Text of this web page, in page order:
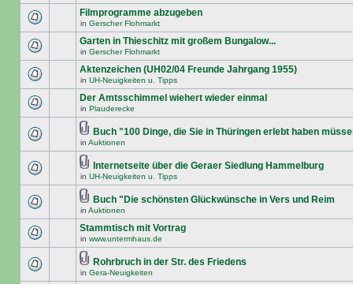
Filmprogramme abzugeben
in Gerscher Flohmarkt
Garten in Thieschitz mit großem Bungalow...
in Gerscher Flohmarkt
Aktenzeichen (UH02/04 Freunde Jahrgang 1955)
in UH-Neuigkeiten u. Tipps
Der Amtsschimmel wiehert wieder einmal
in Plauderecke
Buch "100 Dinge, die Sie in Thüringen erlebt haben
in Auktionen
Internetseite über die Geraer Siedlung Hammelburg
in UH-Neuigkeiten u. Tipps
Buch "Die schönsten Glückwünsche in Vers und Reim
in Auktionen
Stammtisch mit Vortrag
in www.untermhaus.de
Rohrbruch in der Str. des Friedens
in Gera-Neuigkeiten